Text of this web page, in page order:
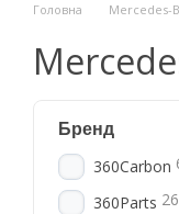
Головна Mercedes-
Бренд
360Carbon
360Parts 26